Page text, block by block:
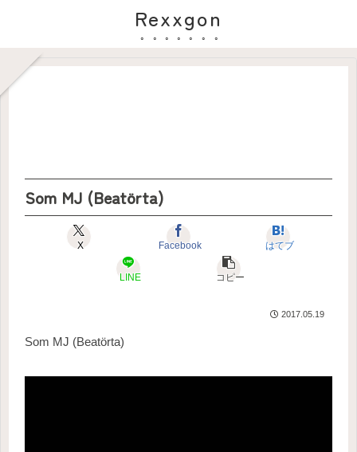
Rexxgon
Som MJ (Beatörta)
X Facebook はてブ
LINE コピー
2017.05.19
Som MJ (Beatörta)